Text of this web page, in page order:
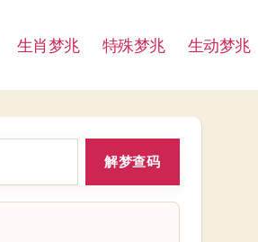
生肖梦兆 特殊梦兆 生动梦兆
解梦查码